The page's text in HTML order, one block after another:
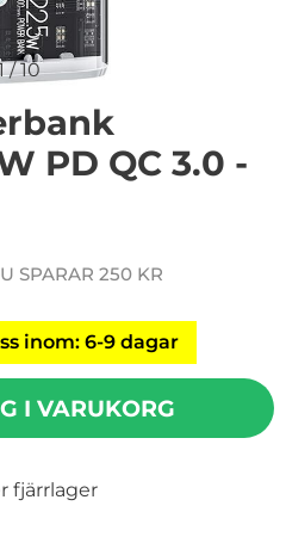
/10
PD QC 3.0 -
pris
SPARAR 250 KR
inom: 6-9 dagar
I VARUKORG
fjärrlager